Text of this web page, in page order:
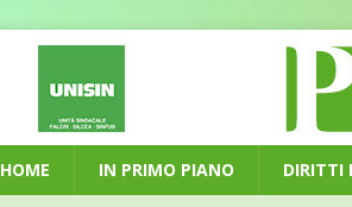
HOME IN PRIMO PIANO DIRITTI